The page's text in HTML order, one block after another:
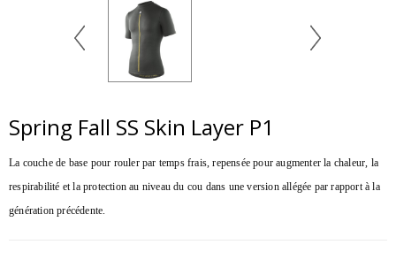
Spring Fall SS Skin Layer P1
La couche de base pour rouler par temps frais, repensée pour augmenter la chaleur, la
respirabilité et la protection au niveau du cou dans une version allégée par rapport à la
génération précédente.